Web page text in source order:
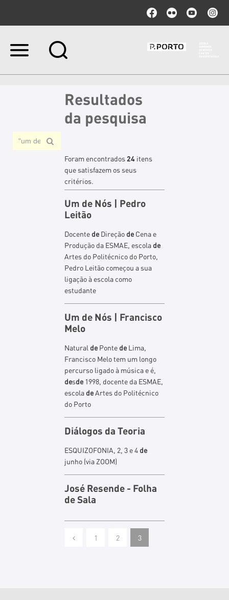
Ir
Resultados
da pesquisa
Foram encontrados24 itens
que satisfazem os seus
critérios.
Um de Nós | Pedro
Leitão
Docente de Direção de Cena e
Produção da ESMAE, escola de
Artes do Politécnico do Porto,
Pedro Leitão começou a sua
ligação à escola como
estudante
Um de Nós | Francisco
Melo
Natural de Ponte de Lima,
Francisco Melo tem um longo
percurso ligado à música e é,
desde 1998, docente da ESMAE,
escola deArtes do Politécnico
do Porto
Diálogos da Teoria
ESQUIZOFONIA, 2, 3 e 4 de
junho (via ZOOM)
José Resende - Folha
deSala
1 2 3